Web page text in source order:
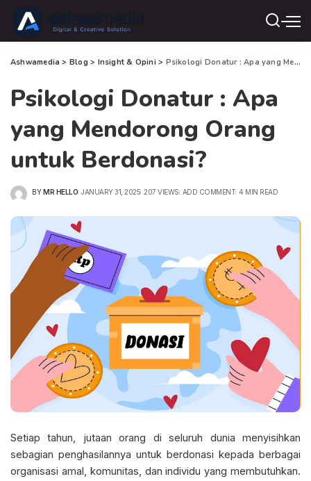
Ashwamedia > Blog > Insight & Opini > Psikologi Donatur : Apa yang Mendorong Orang untuk Berdonasi?
Psikologi Donatur : Apa
yang Mendorong Orang
untuk Berdonasi?
POSTED
BY MR HELLO JANUARY 31, 2025 207 VIEWS ADD COMMENT 4 MIN READ
Setiap tahun, jutaan orang di seluruh dunia menyisihkan
sebagian penghasilannya untuk berdonasi kepada berbagai
organisasi amal, komunitas, dan individu yang membutuhkan.